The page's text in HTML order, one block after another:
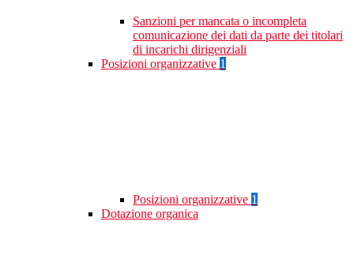
Sanzioni per mancata o incompleta
comunicazione dei dati da parte dei titolari
di incarichi dirigenziali
Posizioni organizzative 1
Posizioni organizzative 1
Dotazione organica